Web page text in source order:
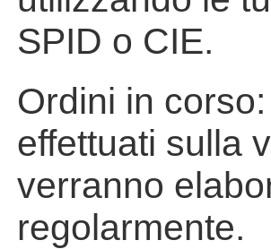
SPID o CIE.
Ordini in
effettuati sulla
verranno
regolarmente.